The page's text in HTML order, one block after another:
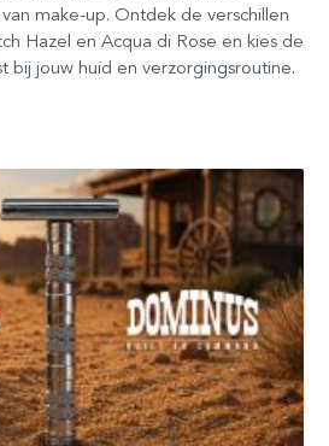
make-up. Ontdek de verschillen
Hazel en Acqua di Rose en kies de
bij jouw huid en verzorgingsroutine.